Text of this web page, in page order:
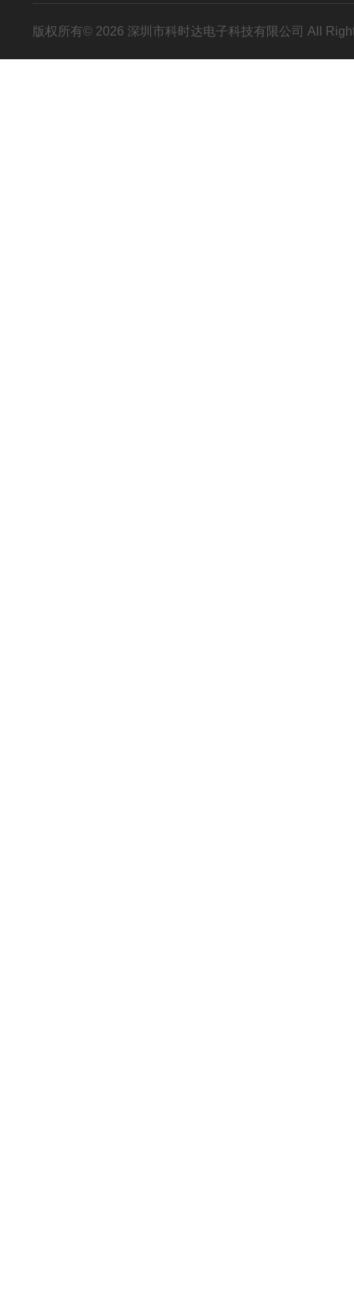
版权所有© 2026 深圳市科时达电子科技有限公司 All